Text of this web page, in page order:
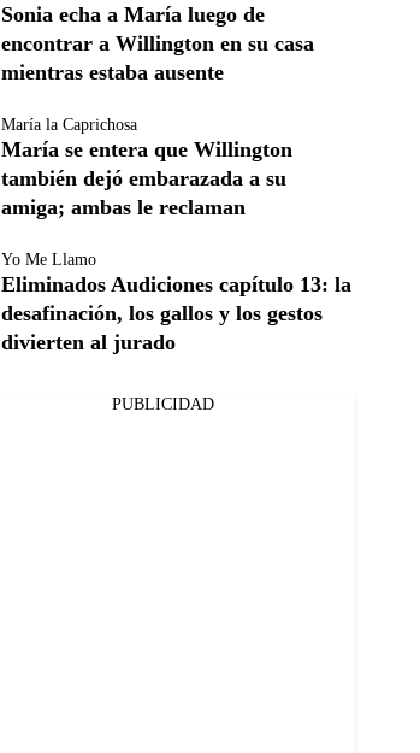
Sonia echa a María luego de
encontrar a Willington en su casa
mientras estaba ausente
María la Caprichosa
María se entera que Willington
también dejó embarazada a su
amiga; ambas le reclaman
Yo Me Llamo
Eliminados Audiciones capítulo 13: la
desafinación, los gallos y los gestos
divierten al jurado
PUBLICIDAD